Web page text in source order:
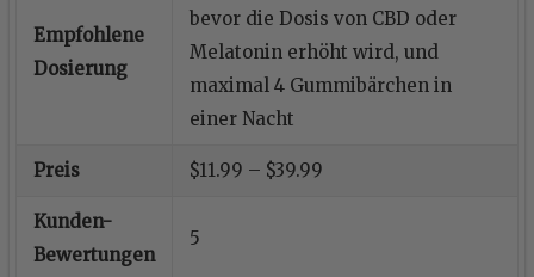
Empfohlene
Dosierung
bevor die Dosis von CBD oder
Melatonin erhöht wird, und
maximal 4 Gummibärchen in
einer Nacht
Preis $11.99 – $39.99
Kunden-
Bewertungen
5